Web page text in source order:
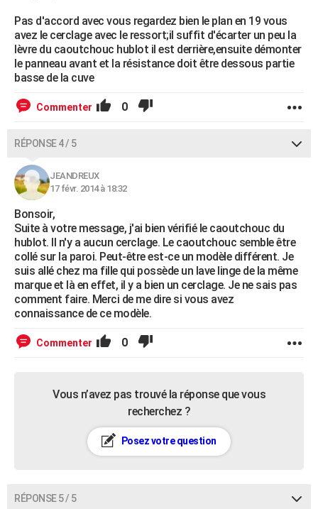
Pas d'accord avec vous regardez bien le plan en 19 vous
avez le cerclage avec le ressort;il suffit d'écarter un peu la
lèvre du caoutchouc hublot il est derrière,ensuite démonter
le panneau avant et la résistance doit être dessous partie
basse de la cuve
Commenter 0
RÉPONSE 4 / 5
JEANDREUX
17 févr. 2014 à 18:32
Bonsoir,
Suite à votre message, j'ai bien vérifié le caoutchouc du
hublot. Il n'y a aucun cerclage. Le caoutchouc semble être
collé sur la paroi. Peut-être est-ce un modèle différent. Je
suis allé chez ma fille qui possède un lave linge de la même
marque et là en effet, il y a bien un cerclage. Je ne sais pas
comment faire. Merci de me dire si vous avez
connaissance de ce modèle.
Commenter 0
Vous n’avez pas trouvé la réponse que vous
recherchez ?
Posez votre question
RÉPONSE 5 / 5